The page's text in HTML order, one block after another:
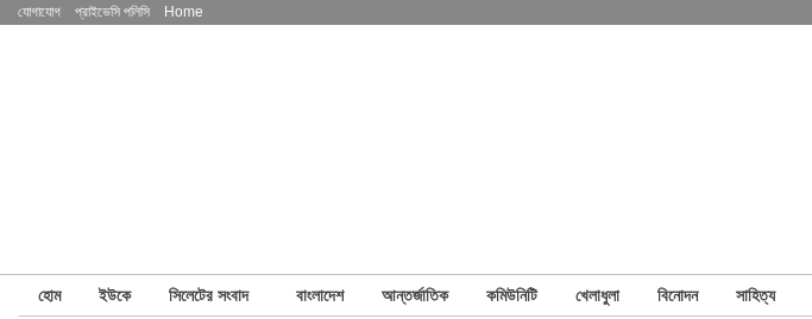
যোগাযোগ প্রাইভেসি পলিসি Home
হোম ইউকে সিলেটের সংবাদ বাংলাদেশ আন্তর্জাতিক কমিউনিটি খেলাধুলা বিনোদন সাহিত্য